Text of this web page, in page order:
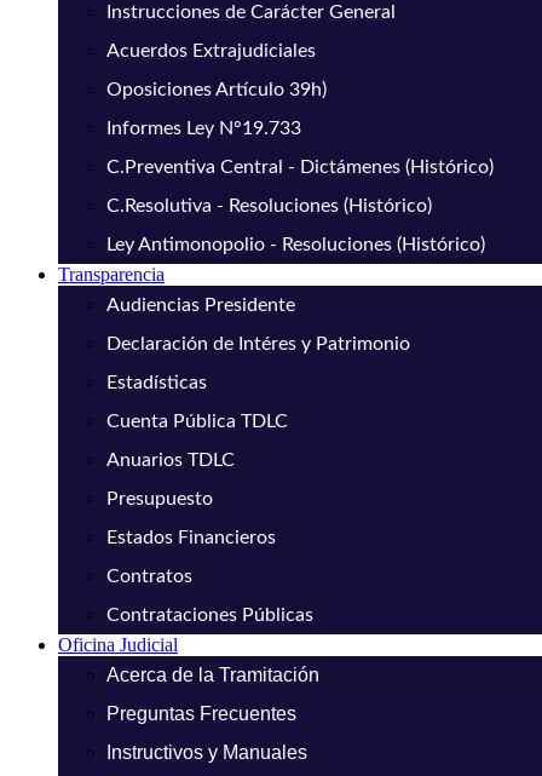
Instrucciones de Carácter General
Acuerdos Extrajudiciales
Oposiciones Artículo 39h)
Informes Ley N°19.733
C.Preventiva Central - Dictámenes (Histórico)
C.Resolutiva - Resoluciones (Histórico)
Ley Antimonopolio - Resoluciones (Histórico)
Transparencia
Audiencias Presidente
Declaración de Intéres y Patrimonio
Estadísticas
Cuenta Pública TDLC
Anuarios TDLC
Presupuesto
Estados Financieros
Contratos
Contrataciones Públicas
Oficina Judicial
Acerca de la Tramitación
Preguntas Frecuentes
Instructivos y Manuales